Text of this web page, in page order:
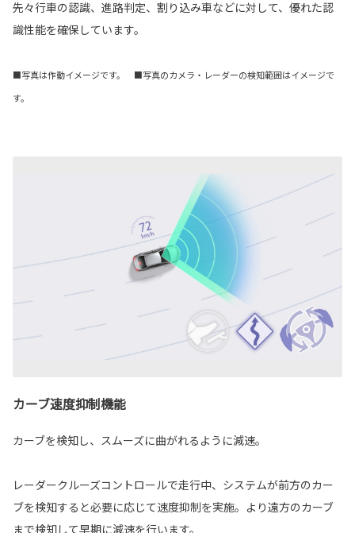
先々行車の認識、進路判定、割り込み車などに対して、優れた認
識性能を確保しています。
■写真は作動イメージです。 ■写真のカメラ・レーダーの検知範囲はイメージで
す。
カーブ速度抑制機能
カーブを検知し、スムーズに曲がれるように減速。
レーダークルーズコントロールで走行中、システムが前方のカー
ブを検知すると必要に応じて速度抑制を実施。より遠方のカーブ
まで検知して早期に減速を行います。